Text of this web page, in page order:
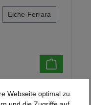
Eiche-Ferrara
Webseite optimal zu